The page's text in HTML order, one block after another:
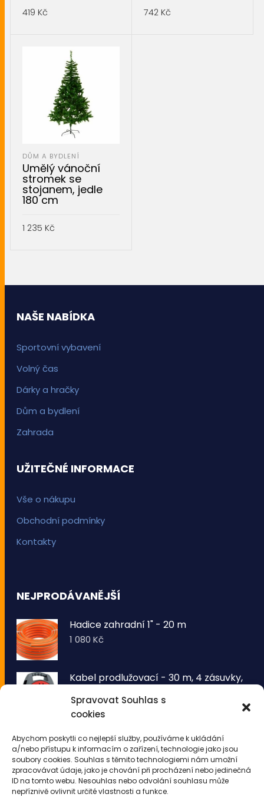
Spravovat Souhlas s
cookies
Abychom poskytli co nejlepší služby, používáme k ukládání
a/nebo přístupu k informacím o zařízení, technologie jako jsou
soubory cookies. Souhlas s těmito technologiemi nám umožní
zpracovávat údaje, jako je chování při procházení nebo jedinečná
ID na tomto webu. Nesouhlas nebo odvolání souhlasu může
nepříznivě ovlivnit určité vlastnosti a funkce.
419 Kč 742 Kč
DŮM A BYDLENÍ
Umělý vánoční
stromek se
stojanem, jedle
180 cm
1 235 Kč
NAŠE NABÍDKA
Sportovní vybavení
Volný čas
Dárky a hračky
Dům a bydlení
Zahrada
UŽITEČNÉ INFORMACE
Vše o nákupu
Obchodní podmínky
Kontakty
NEJPRODÁVANĚJŠÍ
Hadice zahradní 1" - 20 m
1 080Kč
Kabel prodlužovací - 30 m, 4 zásuvky,
1 260Kč
drátů 50 LED - teplá bílá
343Kč